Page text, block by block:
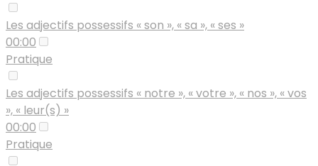
Les adjectifs possessifs « son », « sa », « ses »
00:00
Pratique
Les adjectifs possessifs « notre », « votre », « nos », « vos
», « leur(s) »
00:00
Pratique